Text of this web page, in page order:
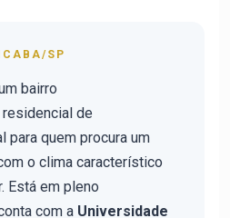
SP
bairro
de
para quem procura um
o clima característico
Está em pleno
com a Universidade